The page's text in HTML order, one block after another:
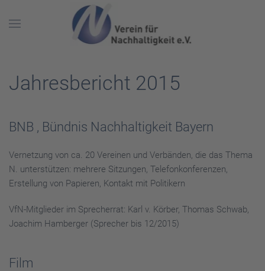
Skip to main content
Jahresbericht 2015
BNB , Bündnis Nachhaltigkeit Bayern
Vernetzung von ca. 20 Vereinen und Verbänden, die das Thema
N. unterstützen: mehrere Sitzungen, Telefonkonferenzen,
Erstellung von Papieren, Kontakt mit Politikern
VfN-Mitglieder im Sprecherrat: Karl v. Körber, Thomas Schwab,
Joachim Hamberger (Sprecher bis 12/2015)
Film